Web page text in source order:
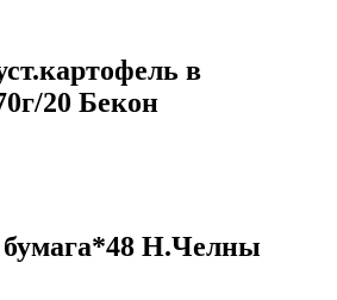
в
20 Бекон
бумага*48 Н.Челны